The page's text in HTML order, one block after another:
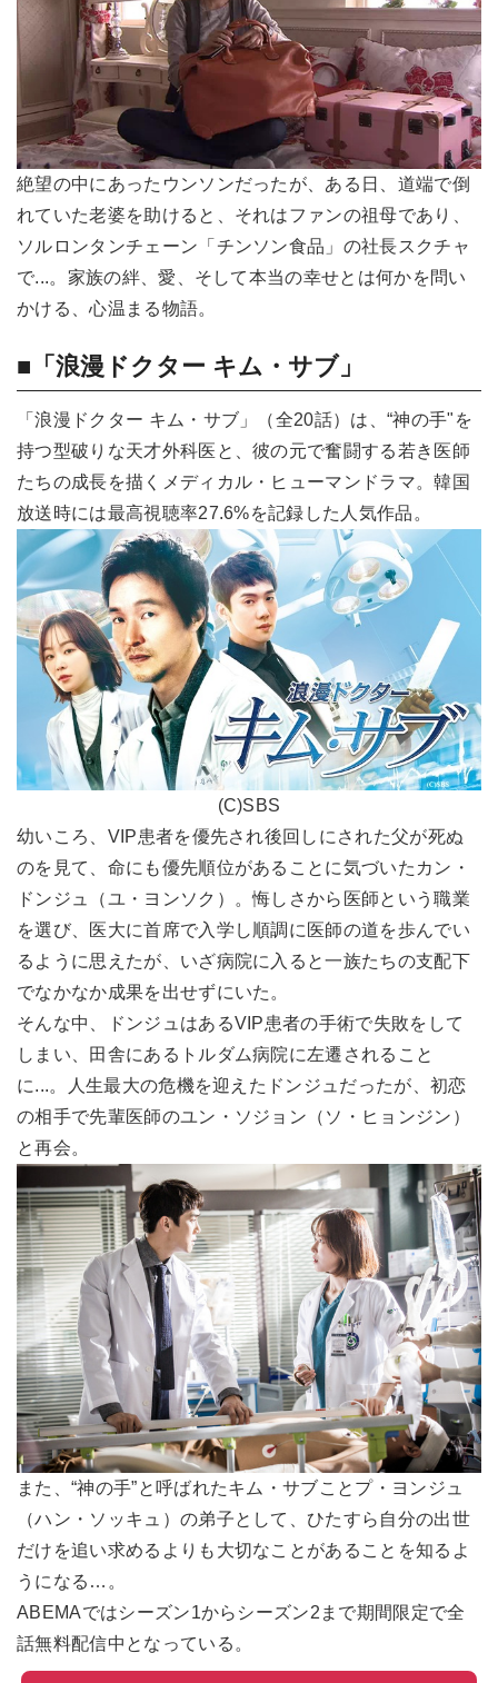
絶望の中にあったウンソンだったが、ある日、道端で倒
れていた老婆を助けると、それはファンの祖母であり、
ソルロンタンチェーン「チンソン食品」の社長スクチャ
で...。家族の絆、愛、そして本当の幸せとは何かを問い
かける、心温まる物語。
■「浪漫ドクター キム・サブ」
「浪漫ドクター キム・サブ」（全20話）は、“神の手"を
持つ型破りな天才外科医と、彼の元で奮闘する若き医師
たちの成長を描くメディカル・ヒューマンドラマ。韓国
放送時には最高視聴率27.6%を記録した人気作品。
(C)SBS
幼いころ、VIP患者を優先され後回しにされた父が死ぬ
のを見て、命にも優先順位があることに気づいたカン・
ドンジュ（ユ・ヨンソク）。悔しさから医師という職業
を選び、医大に首席で入学し順調に医師の道を歩んでい
るように思えたが、いざ病院に入ると一族たちの支配下
でなかなか成果を出せずにいた。
そんな中、ドンジュはあるVIP患者の手術で失敗をして
しまい、田舎にあるトルダム病院に左遷されること
に...。人生最大の危機を迎えたドンジュだったが、初恋
の相手で先輩医師のユン・ソジョン（ソ・ヒョンジン）
と再会。
また、“神の手”と呼ばれたキム・サブことプ・ヨンジュ
（ハン・ソッキュ）の弟子として、ひたすら自分の出世
だけを追い求めるよりも大切なことがあることを知るよ
うになる…。
ABEMAではシーズン1からシーズン2まで期間限定で全
話無料配信中となっている。